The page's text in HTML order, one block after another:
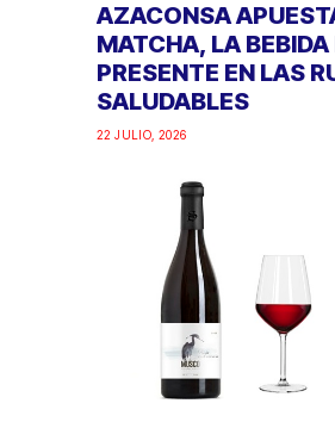
AZACONSA
MATCHA, LA
PRESENTE EN LAS
SALUDABLES
22 JULIO, 2026